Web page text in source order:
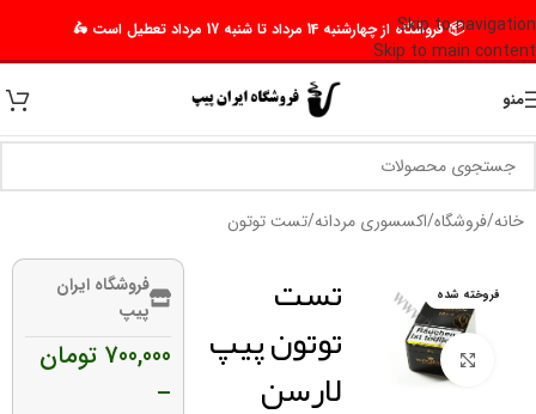
Skip to navigation
Skip to main content
📦 فروشگاه از چهارشنبه 14 مرداد تا شنبه 17 مرداد تعطیل است 🛵
منو
خانه/فروشگاه/اکسسوری مردانه/تست توتون
فروخته شده
برای بزرگنمایی کلیک کنید
تست
توتون پیپ
لارسن
فروشگاه ایران
پیپ
700,000 تومان
–